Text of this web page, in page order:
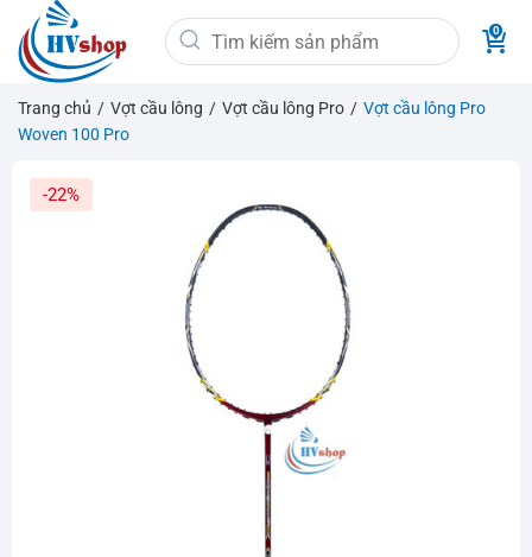
qua
nội
dung
Tìm
kiếm:
Trang chủ / Vợt cầu lông / Vợt cầu lông Pro / Vợt cầu lông Pro
Woven 100 Pro
-22%